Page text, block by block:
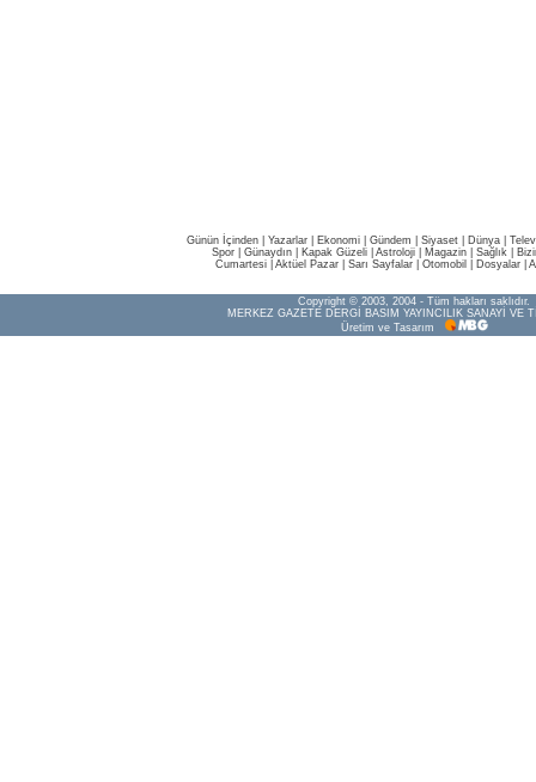
Günün İçinden Yazarlar Ekonomi Gündem Siyaset Dünya |
Spor
Günaydın Kapak Güzeli Astroloji Magazin Sağlık
Cumartesi| Aktüel Pazar| Sarı Sayfalar| Otomobil Dosyalar|
Copyright © 2003, 2004 - Tüm hakları saklıdır.
MERKEZ GAZETE DERGİ BASIM YAYINCILIK SANAYİ VE
Üretim ve Tasarım